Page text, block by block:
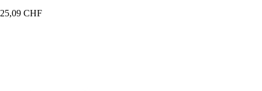
25,09 CHF